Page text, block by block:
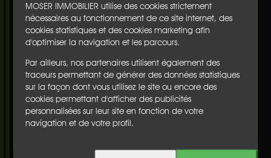
MOSER IMMOBILIER utilise des cookies strictement
nécessaires au fonctionnement de ce site internet, des
cookies statistiques et des cookies marketing afin
d'optimiser la navigation et les parcours.
Par ailleurs, nos partenaires utilisent également des
traceurs permettant de générer des données statistiques
sur la façon dont vous utilisez le site ou encore des
cookies permettant d'afficher des publicités
personnalisées sur leur site en fonction de votre
navigation et de votre profil.
Chauffage :nc
Etage :nc
Ascenseur :non
Honoraires : €
Diagnostics
Performance énergétique:
Emission de gaz à effet de serre